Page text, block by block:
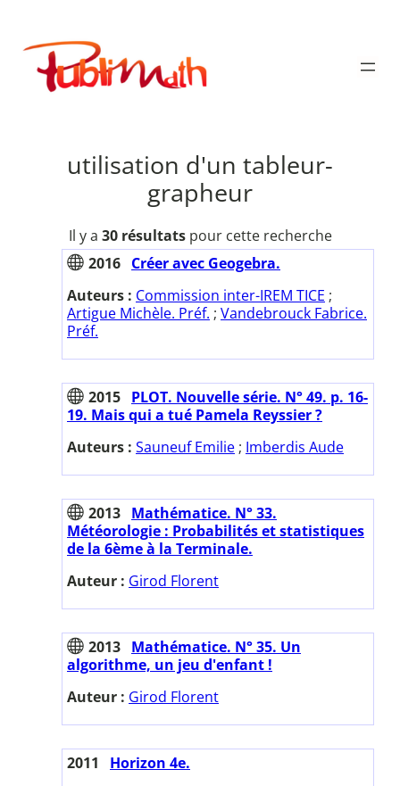
contenu
Publimath
utilisation d'un tableur-
grapheur
Il y a 30 résultatspour cette recherche
2016 Créer avec Geogebra.
Auteurs : Commission inter-IREM TICE ;
Artigue Michèle. Préf. ; Vandebrouck Fabrice.
Préf.
2015 PLOT. Nouvelle série. N° 49. p. 16-
19. Mais qui a tué Pamela Reyssier ?
Auteurs : Sauneuf Emilie ; Imberdis Aude
2013 Mathématice. N° 33.
Météorologie : Probabilités et statistiques
de la 6ème à la Terminale.
Auteur : Girod Florent
2013 Mathématice. N° 35. Un
algorithme, un jeu d'enfant !
Auteur : Girod Florent
2011
Horizon 4e.